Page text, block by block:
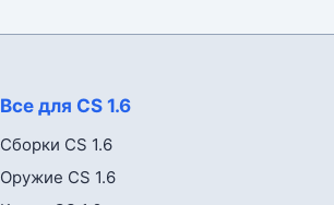
Все для CS 1.6
Сборки CS 1.6
Оружие CS 1.6